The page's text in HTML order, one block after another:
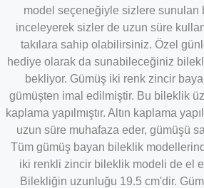
model seçeneğiyle sizlere sunulan
inceleyerek sizler de uzun süre
takılara sahip olabilirsiniz. Özel
hediye olarak da sunabileceğiniz
bekliyor. Gümüş iki renk zincir
gümüşten imal edilmiştir. Bu bileklik
kaplama yapılmıştır. Altın kaplama
uzun süre muhafaza eder, gümüşü
Tüm gümüş bayan bileklik
iki renkli zincir bileklik modeli de el
Bilekliğin uzunluğu 19.5 cm'dir.